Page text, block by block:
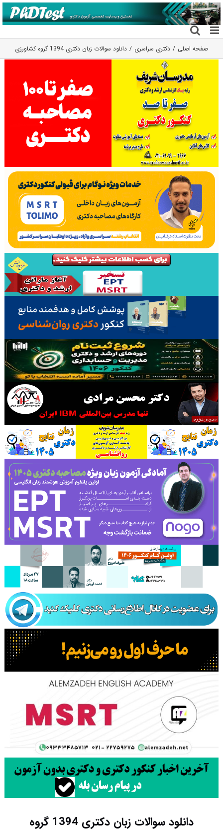
رفتن
به
محتوا
صفحه اصلی دکتری سراسری دانلود سوالات زبان دکتری 1394 گروه کشاورزی
دانلود سوالات زبان دکتری 1394 گروه